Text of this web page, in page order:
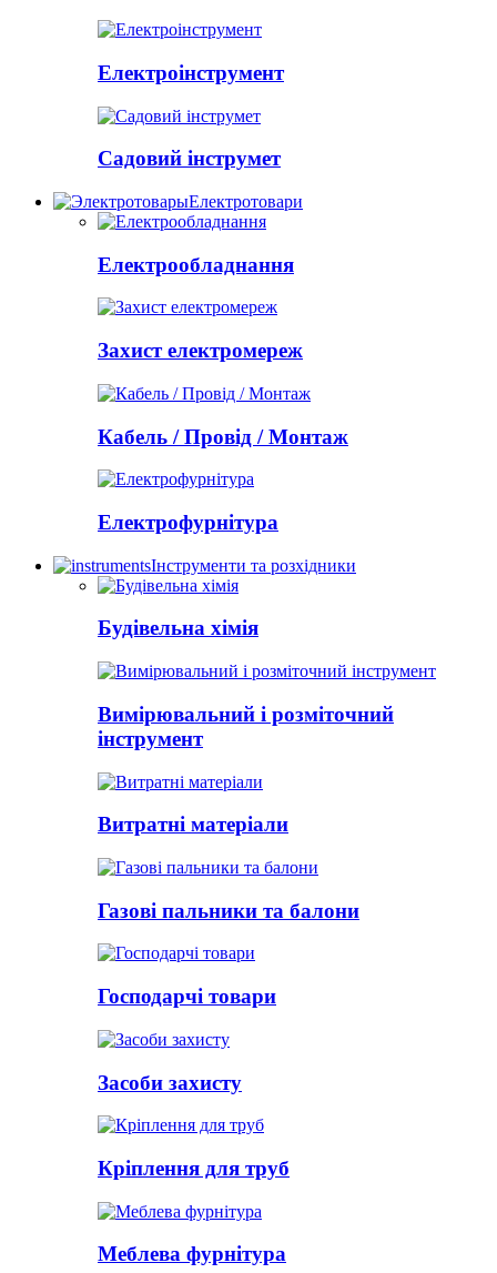
Електроінструмент
Садовий інструмет
Електротовари
Електрообладнання
Захист електромереж
Кабель / Провід / Монтаж
Електрофурнітура
Інструменти та розхідники
Будівельна хімія
Вимірювальний і розміточний
інструмент
Витратні матеріали
Газові пальники та балони
Господарчі товари
Засоби захисту
Кріплення для труб
Меблева фурнітура